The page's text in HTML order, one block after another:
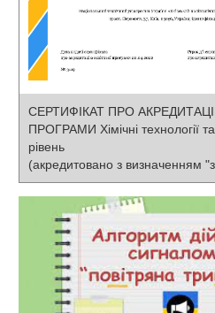
СЕРТИФІКАТ ПРО
ПРОГРАМИ Хімічні технології та
рівень
(акредитовано з визначенням